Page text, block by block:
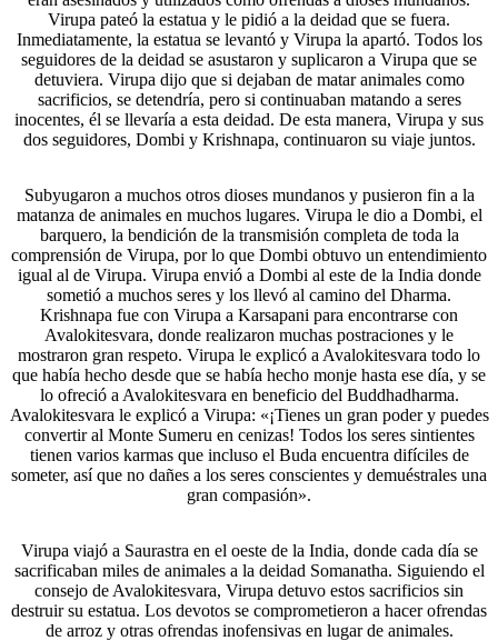
Virupa pateó la estatua y le pidió a la deidad que se fuera.
Inmediatamente, la estatua se levantó y Virupa la apartó. Todos los
seguidores de la deidad se asustaron y suplicaron a Virupa que se
detuviera. Virupa dijo que si dejaban de matar animales como
sacrificios, se detendría, pero si continuaban matando a seres
inocentes, él se llevaría a esta deidad. De esta manera, Virupa y sus
dos seguidores, Dombi y Krishnapa, continuaron su viaje juntos.
Subyugaron a muchos otros dioses mundanos y pusieron fin a la
matanza de animales en muchos lugares. Virupa le dio a Dombi, el
barquero, la bendición de la transmisión completa de toda la
comprensión de Virupa, por lo que Dombi obtuvo un entendimiento
igual al de Virupa. Virupa envió a Dombi al este de la India donde
sometió a muchos seres y los llevó al camino del Dharma.
Krishnapa fue con Virupa a Karsapani para encontrarse con
Avalokitesvara, donde realizaron muchas postraciones y le
mostraron gran respeto. Virupa le explicó a Avalokitesvara todo lo
que había hecho desde que se había hecho monje hasta ese día, y se
lo ofreció a Avalokitesvara en beneficio del Buddhadharma.
Avalokitesvara le explicó a Virupa: «¡Tienes un gran poder y puedes
convertir al Monte Sumeru en cenizas! Todos los seres sintientes
tienen varios karmas que incluso el Buda encuentra difíciles de
someter, así que no dañes a los seres conscientes y demuéstrales una
gran compasión».
Virupa viajó a Saurastra en el oeste de la India, donde cada día se
sacrificaban miles de animales a la deidad Somanatha. Siguiendo el
consejo de Avalokitesvara, Virupa detuvo estos sacrificios sin
destruir su estatua. Los devotos se comprometieron a hacer ofrendas
de arroz y otras ofrendas inofensivas en lugar de animales.